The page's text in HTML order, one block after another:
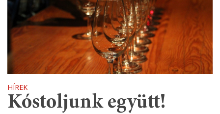
HÍREK
Kóstoljunk együtt!